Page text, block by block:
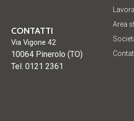
Area
CONTATTI
Via Vigone 42
10064 Pinerolo (TO)
Tel. 0121 2361